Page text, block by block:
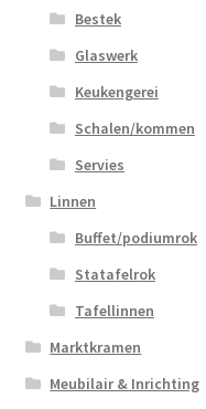
Bestek
Glaswerk
Keukengerei
Schalen/kommen
Servies
Linnen
Buffet/podiumrok
Statafelrok
Tafellinnen
Marktkramen
Meubilair & Inrichting